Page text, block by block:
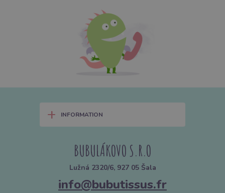
+ INFORMATION
BUBULÁKOVO S.R.O
Lužná 2320/6, 927 05 Šala
info@bubutissus.fr